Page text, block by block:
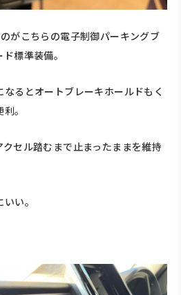
がこちらの電子制御パーキングブ
標準装備。
るとオートブレーキホールドもく
。
セル踏むまで止まったままを維持
い。